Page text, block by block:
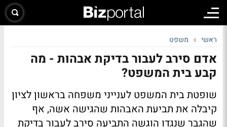
ראשי משפט
אדם סירב לעבור בדיקת אבהות - מה
קבע בית המשפט?
שופטת בית המשפט לענייני משפחה בראשון לציון
קיבלה את תביעת האבהות שהגישה אשה, אף
שהגבר שנגדו הוגשה התביעה סירב לעבור בדיקת